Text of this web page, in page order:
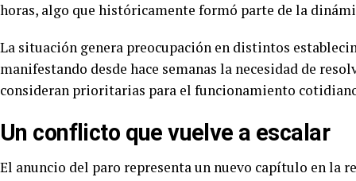
horas, algo que históricamente formó parte de la
La situación genera preocupación en distintos
manifestando desde hace semanas la necesidad de
consideran prioritarias para el funcionamiento
Un conflicto que vuelve a escalar
El anuncio del paro representa un nuevo capítulo en la